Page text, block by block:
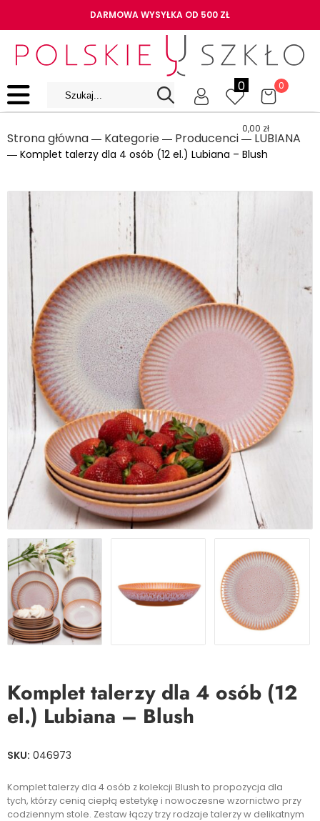
DARMOWA WYSYŁKA OD 500 ZŁ
0 0
0,00 zł
Strona główna ― Kategorie ― Producenci ― LUBIANA
― Komplet talerzy dla 4 osób (12 el.) Lubiana – Blush
Komplet talerzy dla 4 osób (12
el.) Lubiana – Blush
SKU: 046973
Komplet talerzy dla 4 osób z kolekcji Blush to propozycja dla
tych, którzy cenią ciepłą estetykę i nowoczesne wzornictwo przy
codziennym stole. Zestaw łączy trzy rodzaje talerzy w delikatnym